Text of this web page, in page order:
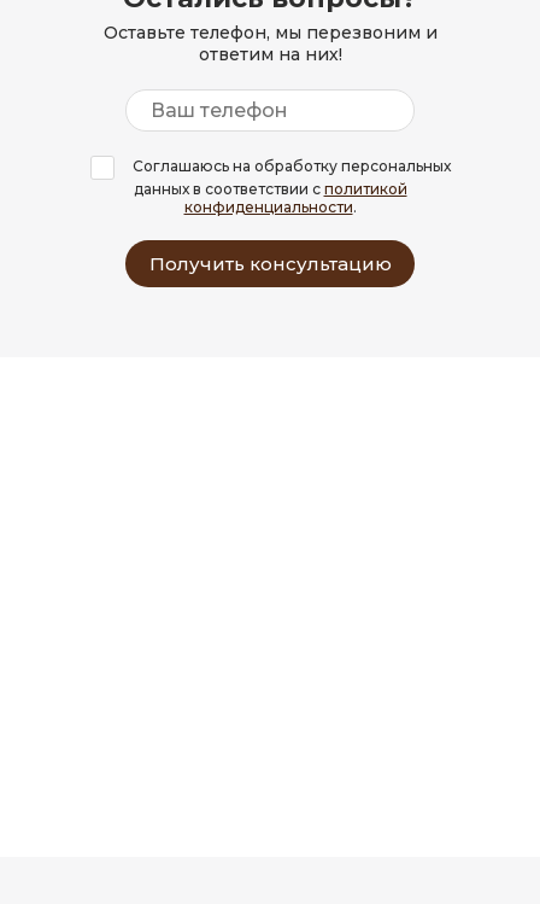
Оставьте телефон, мы перезвоним и
ответим на них!
Соглашаюсь на обработку персональных
данных в соответствии с политикой
конфиденциальности.
Получить консультацию